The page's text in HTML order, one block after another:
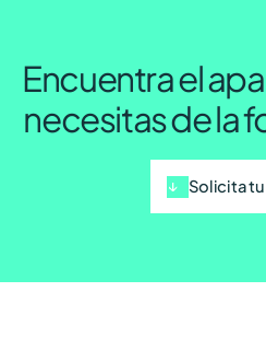
Encuentra el
necesitas de la
Solicita tu